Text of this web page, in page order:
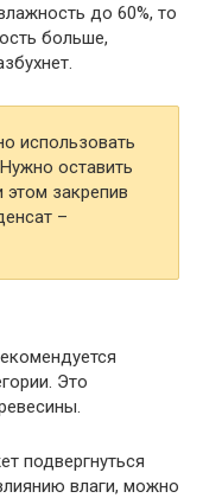
до 60%, то
больше,
использовать
оставить
этом закрепив
–
Это
подвергнуться
влаги, можно